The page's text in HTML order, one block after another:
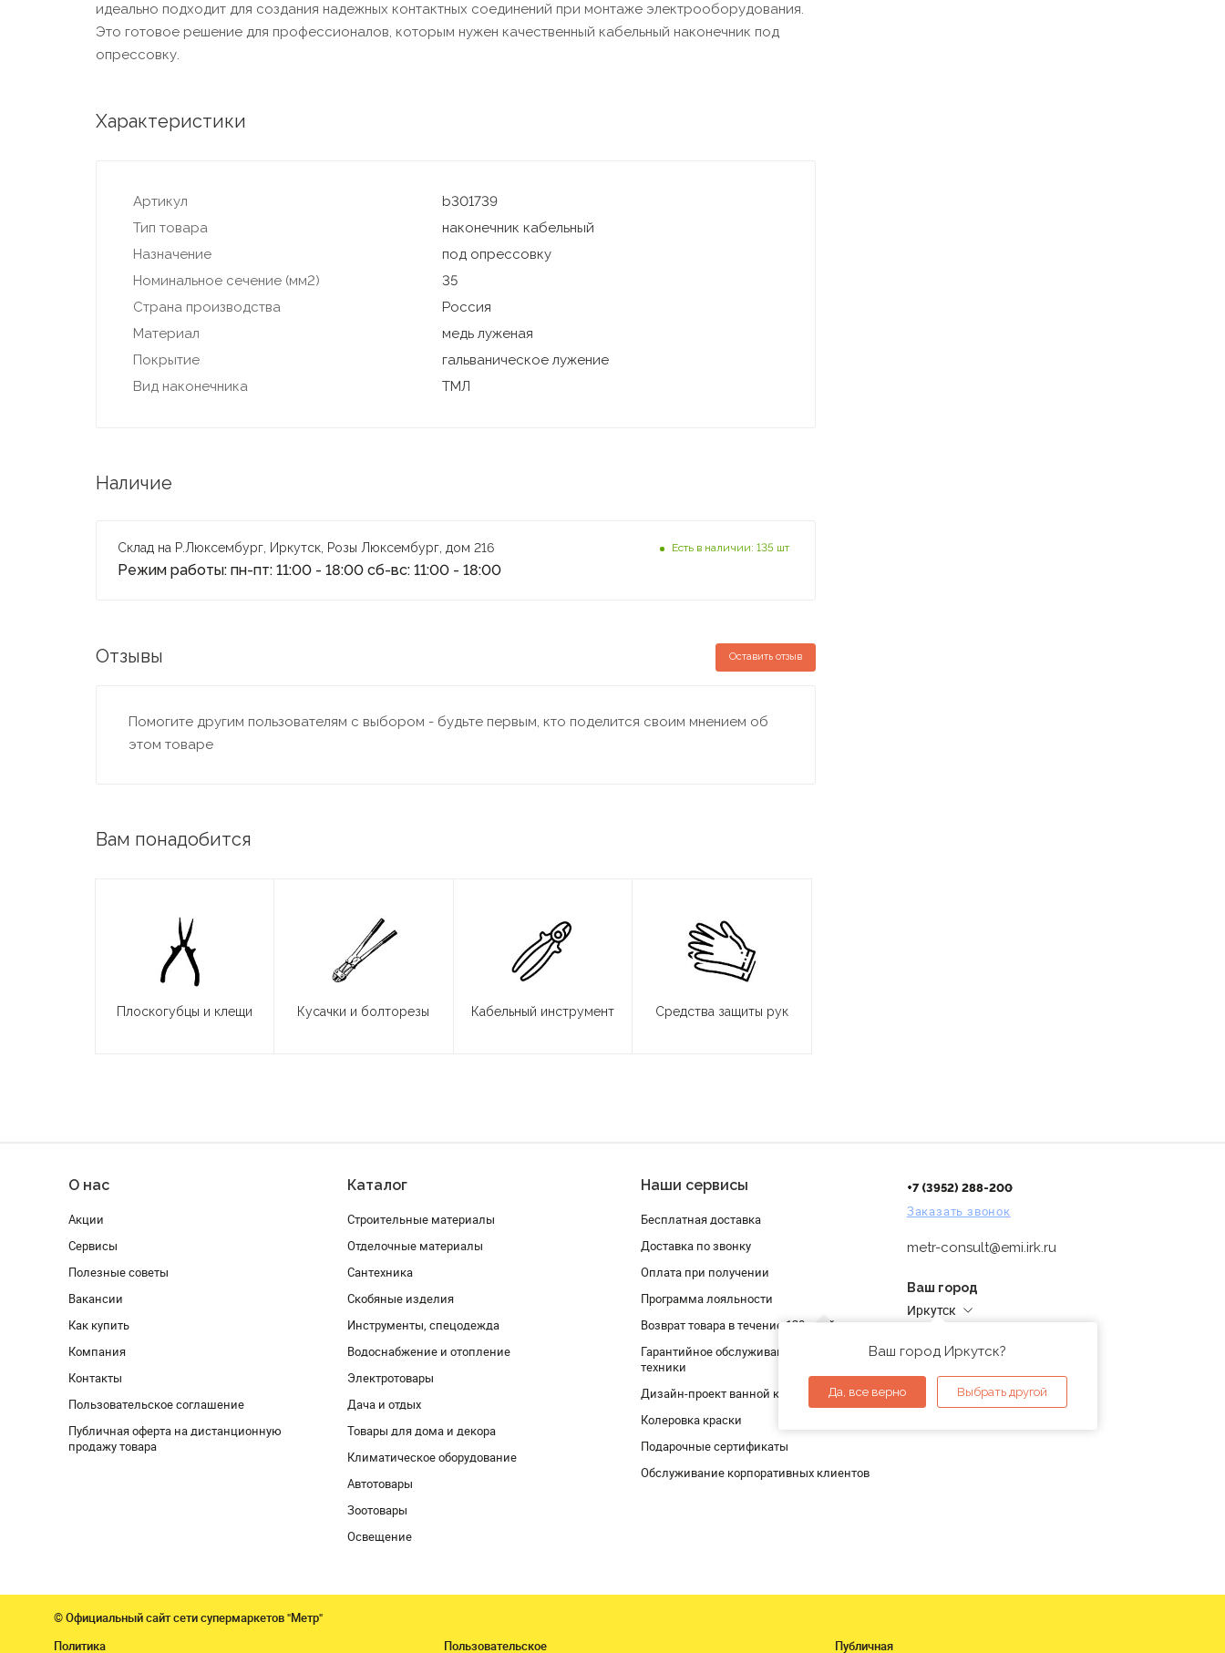
идеально подходит для создания надежных контактных соединений при монтаже электрооборудования.
Это готовое решение для профессионалов, которым нужен качественный кабельный наконечник под
опрессовку.
Характеристики
Артикул
b301739
Тип товара
наконечник кабельный
Назначение
под опрессовку
Номинальное сечение (мм2)
35
Страна производства
Россия
Материал
медь луженая
Покрытие
гальваническое лужение
Вид наконечника
ТМЛ
Наличие
Склад на Р.Люксембург, Иркутск, Розы Люксембург, дом 216
Режим работы: пн-пт: 11:00 - 18:00 сб-вс: 11:00 - 18:00
Есть в наличии: 135 шт
Отзывы Оставить отзыв
Помогите другим пользователям с выбором - будьте первым, кто поделится своим мнением об
этом товаре
Вам понадобится
Плоскогубцы и клещи Кусачки и болторезы Кабельный инструмент Средства защиты рук
О нас
Акции
Сервисы
Полезные советы
Вакансии
Как купить
Компания
Контакты
Пользовательское соглашение
Публичная оферта на дистанционную
продажу товара
Каталог
Строительные материалы
Отделочные материалы
Сантехника
Скобяные изделия
Инструменты, спецодежда
Водоснабжение и отопление
Электротовары
Дача и отдых
Товары для дома и декора
Климатическое оборудование
Автотовары
Зоотовары
Освещение
Наши сервисы
Бесплатная доставка
Доставка по звонку
Оплата при получении
Программа лояльности
Возврат товара в течение 120 дней
Гарантийное обслуживание и проверка
техники
Дизайн-проект ванной комнаты
Колеровка краски
Подарочные сертификаты
Обслуживание корпоративных клиентов
+7 (3952) 288-200
Заказать звонок
metr-consult@emi.irk.ru
Ваш город
Иркутск
Ваш город Иркутск?
Да, все верно Выбрать другой
© Официальный сайт сети супермаркетов "Метр"
Политика
Пользовательское Публичная